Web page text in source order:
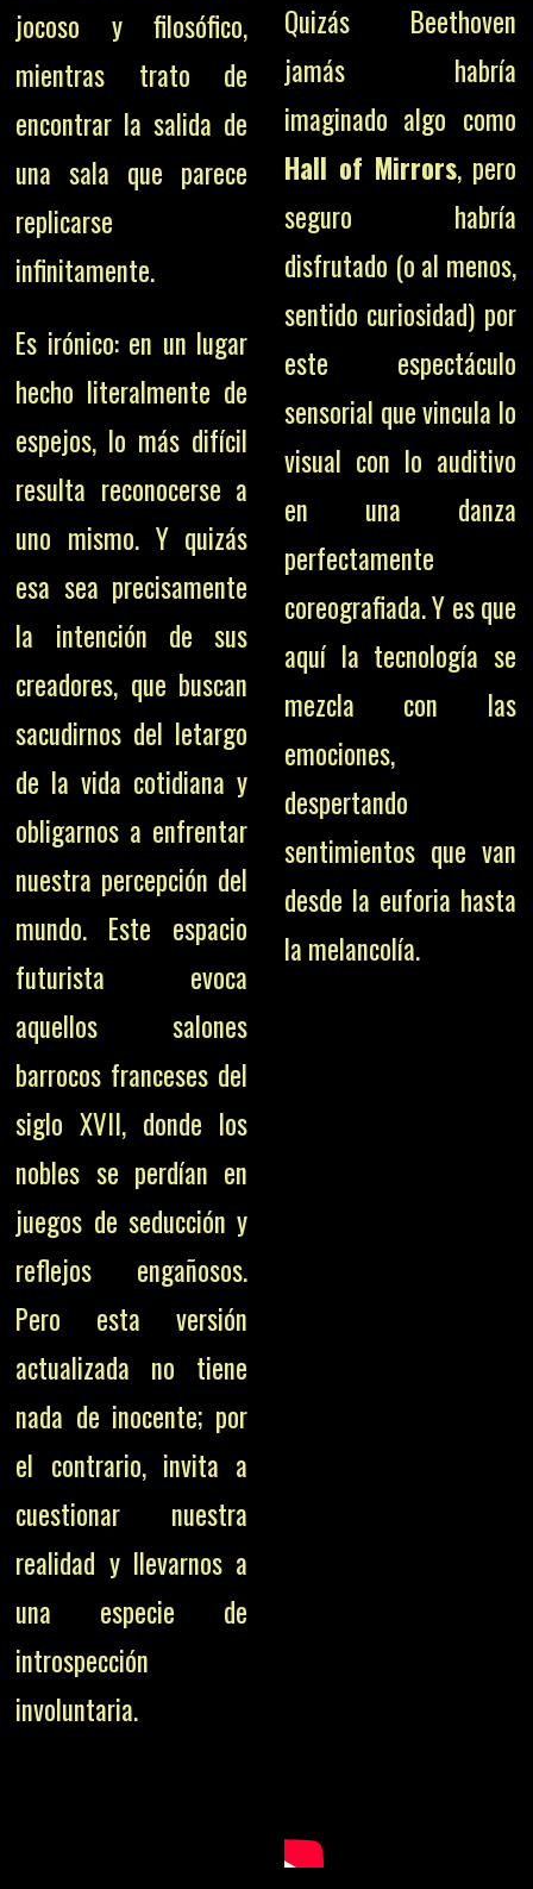
jocoso y filosófico,
mientras trato de
encontrar la salida de
una sala que parece
replicarse
infinitamente.
Es irónico: en un lugar
hecho literalmente de
espejos, lo más difícil
resulta reconocerse a
uno mismo. Y quizás
esa sea precisamente
la intención de sus
creadores, que buscan
sacudirnos del letargo
de la vida cotidiana y
obligarnos a enfrentar
nuestra percepción del
mundo. Este espacio
futurista evoca
aquellos salones
barrocos franceses del
siglo XVII, donde los
nobles se perdían en
juegos de seducción y
reflejos engañosos.
Pero esta versión
actualizada no tiene
nada de inocente; por
el contrario, invita a
cuestionar nuestra
realidad y llevarnos a
una especie de
introspección
involuntaria.
Quizás Beethoven
jamás habría
imaginado algo como
Hall of Mirrors, pero
seguro habría
disfrutado (o al menos,
sentido curiosidad) por
este espectáculo
sensorial que vincula lo
visual con lo auditivo
en una danza
perfectamente
coreografiada. Y es que
aquí la tecnología se
mezcla con las
emociones,
despertando
sentimientos que van
desde la euforia hasta
la melancolía.